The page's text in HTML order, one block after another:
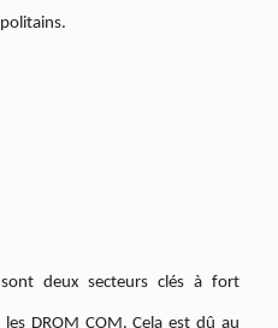
sont deux secteurs clés à fort
DROM COM. Cela est dû au